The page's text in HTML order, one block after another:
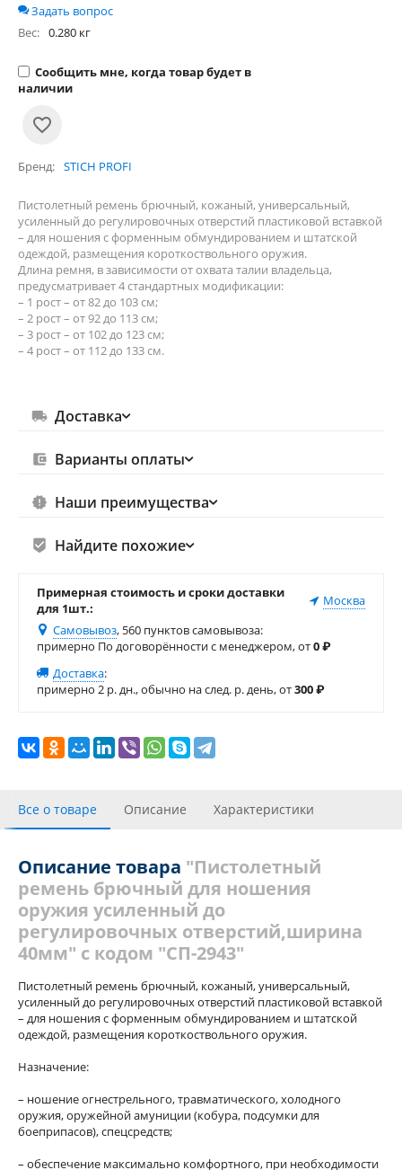
Задать вопрос
Вес: 0.280 кг
Сообщить мне, когда товар будет в
наличии
Бренд STICH PROFI
Пистолетный ремень брючный, кожаный, универсальный,
усиленный до регулировочных отверстий пластиковой вставкой
– для ношения с форменным обмундированием и штатской
одеждой, размещения короткоствольного оружия.
Длина ремня, в зависимости от охвата талии владельца,
предусматривает 4 стандартных модификации:
– 1 рост – от 82 до 103 см;
– 2 рост – от 92 до 113 см;
– 3 рост – от 102 до 123 см;
– 4 рост – от 112 до 133 см.
Доставка
Варианты оплаты
Наши преимущества
Найдите похожие
Примерная стоимость и сроки доставки
для 1шт.:
Москва
Самовывоз, 560 пунктов самовывоза:
примерно По договорённости с менеджером, от0₽
Доставка:
примерно 2 р. дн., обычно на след. р. день, от300₽
Все о товаре Описание Характеристики
Описание товара "Пистолетный
ремень брючный для ношения
оружия усиленный до
регулировочных отверстий,ширина
40мм" с кодом "СП-2943"
Пистолетный ремень брючный, кожаный, универсальный,
усиленный до регулировочных отверстий пластиковой вставкой
– для ношения с форменным обмундированием и штатской
одеждой, размещения короткоствольного оружия.
Назначение:
– ношение огнестрельного, травматического, холодного
оружия, оружейной амуниции (кобура, подсумки для
боеприпасов), спецсредств;
– обеспечение максимально комфортного, при необходимости